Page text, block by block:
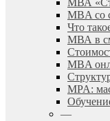
МВА
MBA со
Что
МВА в
MBA
MPA:
—